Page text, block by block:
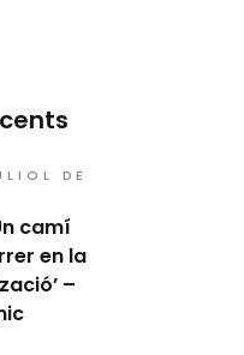
DE
camí
en la
–